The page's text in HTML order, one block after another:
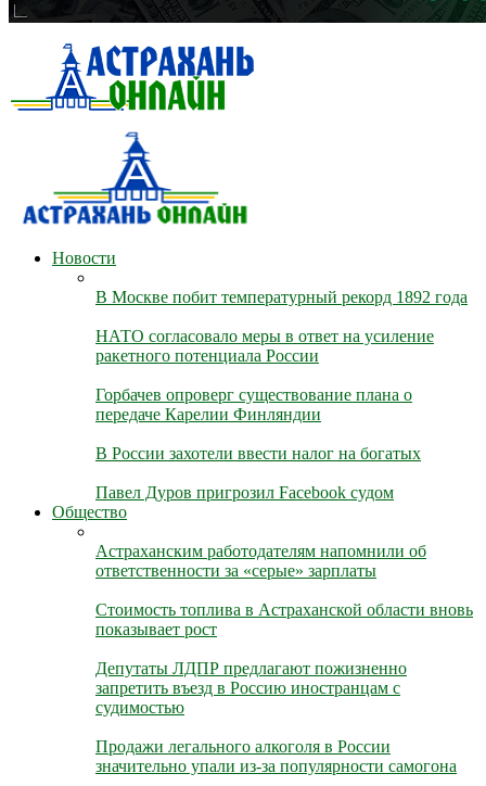
Новости
В Москве побит температурный рекорд 1892 года
НАТО согласовало меры в ответ на усиление
ракетного потенциала России
Горбачев опроверг существование плана о
передаче Карелии Финляндии
В России захотели ввести налог на богатых
Павел Дуров пригрозил Facebook судом
Общество
Астраханским работодателям напомнили об
ответственности за «серые» зарплаты
Стоимость топлива в Астраханской области вновь
показывает рост
Депутаты ЛДПР предлагают пожизненно
запретить въезд в Россию иностранцам с
судимостью
Продажи легального алкоголя в России
значительно упали из-за популярности самогона